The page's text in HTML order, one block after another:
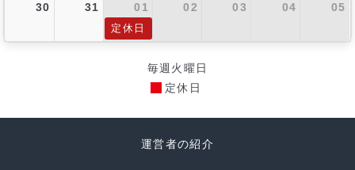
30 31 01 02 03 04 05
定休日
毎週火曜日
定休日
運営者の紹介